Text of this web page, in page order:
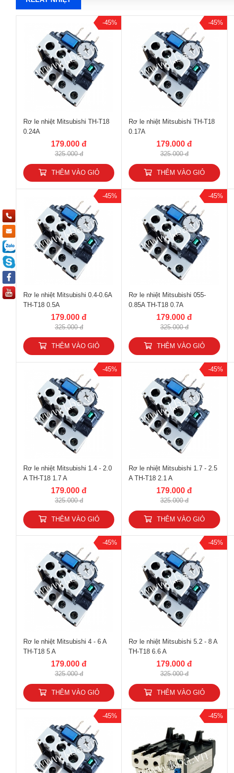
-45%
Rơ le nhiệt Mitsubishi TH-T18
0.24A
179.000 đ
325.000 đ
THÊM VÀO GIỎ
-45%
Rơ le nhiệt Mitsubishi TH-T18
0.17A
179.000 đ
325.000 đ
THÊM VÀO GIỎ
-45%
Rơ le nhiệt Mitsubishi 0.4-0.6A
TH-T18 0.5A
179.000 đ
325.000 đ
THÊM VÀO GIỎ
-45%
Rơ le nhiệt Mitsubishi 055-
0.85A TH-T18 0.7A
179.000 đ
325.000 đ
THÊM VÀO GIỎ
-45%
Rơ le nhiệt Mitsubishi 1.4 - 2.0
A TH-T18 1.7 A
179.000 đ
325.000 đ
THÊM VÀO GIỎ
-45%
Rơ le nhiệt Mitsubishi 1.7 - 2.5
A TH-T18 2.1 A
179.000 đ
325.000 đ
THÊM VÀO GIỎ
-45%
Rơ le nhiệt Mitsubishi 4 - 6 A
TH-T18 5 A
179.000 đ
325.000 đ
THÊM VÀO GIỎ
-45%
Rơ le nhiệt Mitsubishi 5.2 - 8 A
TH-T18 6.6 A
179.000 đ
325.000 đ
THÊM VÀO GIỎ
-45% -45%